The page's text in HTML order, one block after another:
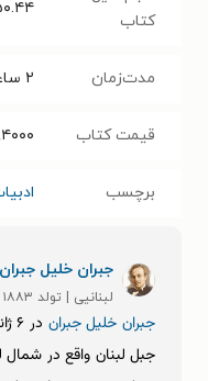
کتاب
مدت‌زمان ۲ ساعت و ۳۱ دقیقه
قیمت کتاب
برچسب
جبران خلیل جبران
لبنانیی | تولد ۱۸۸۳ - درگذشت ۱۹۳۱
جبران خلیل جبران
جبل لبنان واقع در شمال